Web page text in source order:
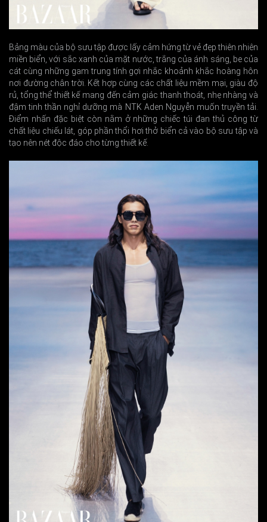
Bảng màu của bộ sưu tập được lấy cảm hứng từ vẻ đẹp thiên nhiên
miền biển, với sắc xanh của mặt nước, trắng của ánh sáng, be của
cát cùng những gam trung tính gợi nhắc khoảnh khắc hoàng hôn
nơi đường chân trời. Kết hợp cùng các chất liệu mềm mại, giàu độ
rủ, tổng thể thiết kế mang đến cảm giác thanh thoát, nhẹ nhàng và
đậm tinh thần nghỉ dưỡng mà NTK Aden Nguyễn muốn truyền tải.
Điểm nhấn đặc biệt còn nằm ở những chiếc túi đan thủ công từ
chất liệu chiếu lát, góp phần thổi hơi thở biển cả vào bộ sưu tập và
tạo nên nét độc đáo cho từng thiết kế.